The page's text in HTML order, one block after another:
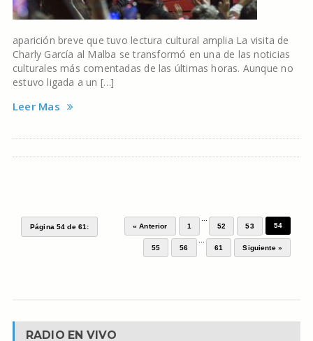
aparición breve que tuvo lectura cultural amplia La visita de
Charly García al Malba se transformó en una de las noticias
culturales más comentadas de las últimas horas. Aunque no
estuvo ligada a un […]
Leer Mas
Página 54 de 61: « Anterior 1
52
53 54
55 56
61
Siguiente »
RADIO EN VIVO